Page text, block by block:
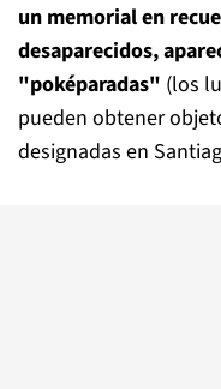
un memorial en
desaparecidos,
"poképaradas" (los
pueden obtener
designadas en